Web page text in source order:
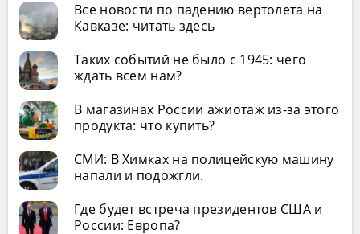
Все новости по падению вертолета на
Кавказе: читать здесь
Таких событий не было с 1945: чего
ждать всем нам?
В магазинах России ажиотаж из-за этого
продукта: что купить?
СМИ: В Химках на полицейскую машину
напали и подожгли.
Где будет встреча президентов США и
России: Европа?